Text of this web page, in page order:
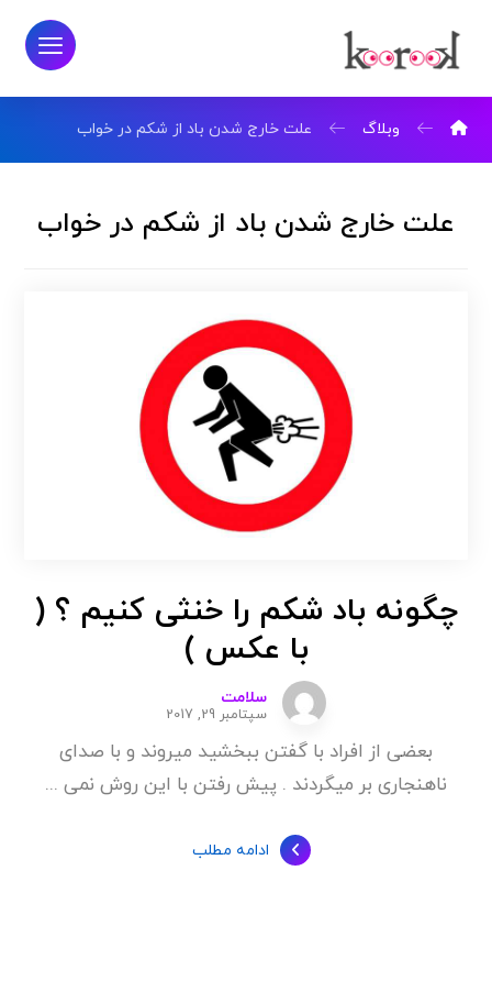
وبلاگ علت خارج شدن باد از شکم در خواب
علت خارج شدن باد از شکم در خواب
چگونه باد شکم را خنثی کنیم ؟ (
با عکس )
سلامت
سپتامبر 29, 2017
بعضی از افراد با گفتن ببخشید میروند و با صدای
ناهنجاری بر میگردند . پیش رفتن با این روش نمی ...
ادامه مطلب